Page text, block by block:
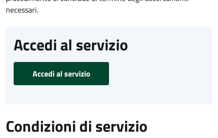
necessari.
Accedi al servizio
Accedi al servizio
Condizioni di servizio